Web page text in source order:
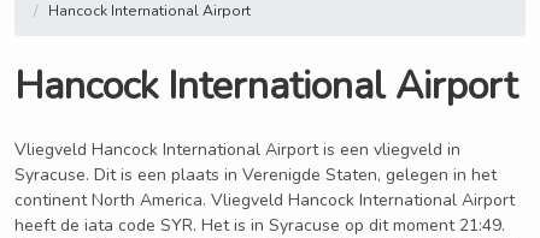
Hancock International Airport
Hancock International Airport
Vliegveld Hancock International Airport is een vliegveld in
Syracuse. Dit is een plaats in Verenigde Staten, gelegen in het
continent North America. Vliegveld Hancock International Airport
heeft de iata code SYR. Het is in Syracuse op dit moment 21:49.